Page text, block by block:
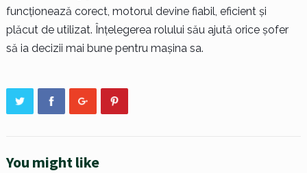
funcționează corect, motorul devine fiabil, eficient și
plăcut de utilizat. Înțelegerea rolului său ajută orice șofer
să ia decizii mai bune pentru mașina sa.
You might like